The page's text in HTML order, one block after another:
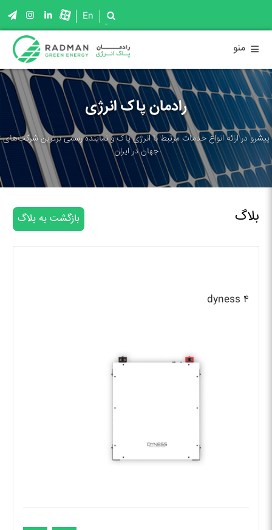
En
≡ منو
رادمان پاک انرژی
پیشرو در ارائه انواع خدمات مرتبط با انرژی پاک و نماینده رسمی برترین شرکت‌های
جهان در ایران
بلاگ بازگشت به بلاگ
dyness ۴